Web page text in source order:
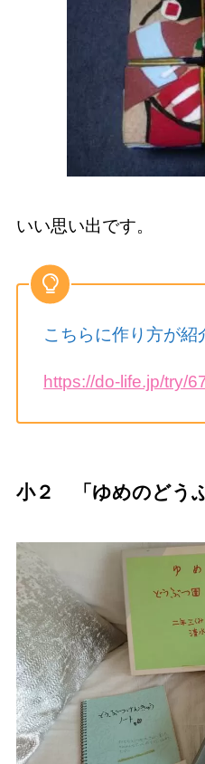
いい思い出です。
こちらに作り方が紹
https://do-life.jp/try/
小２ 「ゆめのどうぶ